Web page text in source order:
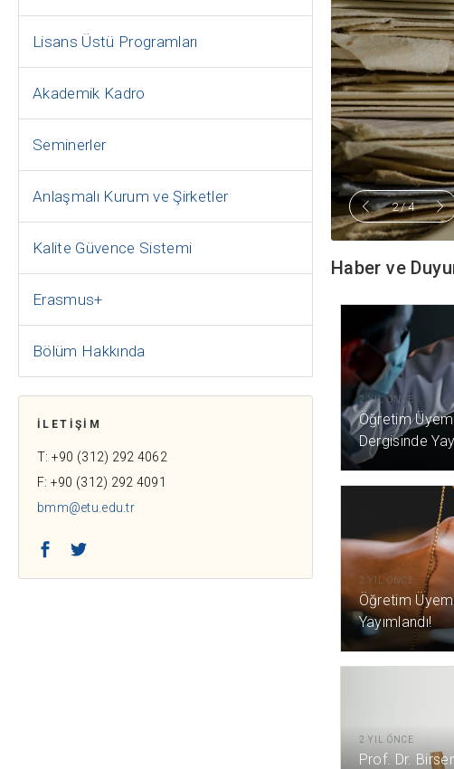
Lisans Üstü Programları
Akademik Kadro
Seminerler
Anlaşmalı Kurum ve Şirketler
Kalite Güvence Sistemi
Erasmus+
Bölüm Hakkında
İLETİŞİM
T: +90 (312) 292 4062
F: +90 (312) 292 4091
bmm@etu.edu.tr
Facebook
Twitter
2/4
Haber ve
2 YIL ÖNCE
Öğretim
Dergisinde
2 YIL ÖNCE
Öğretim
Yayımlandı!
2 YIL ÖNCE
Prof. Dr.